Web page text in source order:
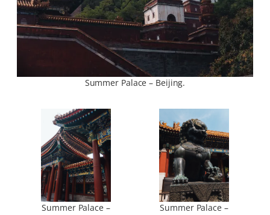
Summer Palace – Beijing.
Summer Palace –
Summer Palace –